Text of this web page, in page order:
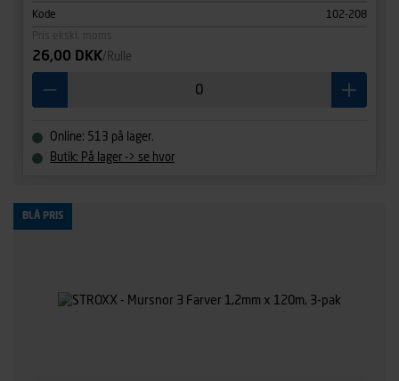
Kode
102-208
26,00 DKK/Rulle
Online: 513 på lager.
Butik: På lager -> se hvor
BLÅ PRIS